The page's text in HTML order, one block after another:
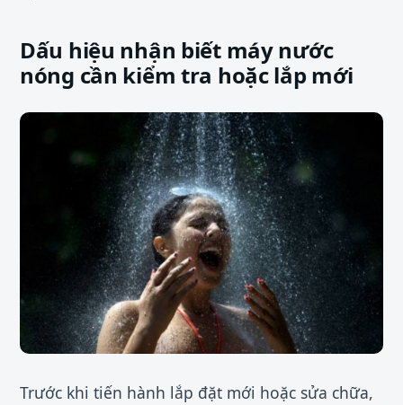
Dấu hiệu nhận biết máy nước
nóng cần kiểm tra hoặc lắp mới
Trước khi tiến hành lắp đặt mới hoặc sửa chữa,